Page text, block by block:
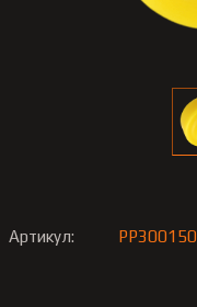
Артикул: PP300150